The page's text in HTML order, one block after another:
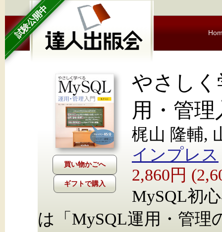
試験公開中
ギフトで購入
やさしく
用・管理
梶山 隆輔,
インプレス
2,860円
MySQL初
は「MySQL運用・管理